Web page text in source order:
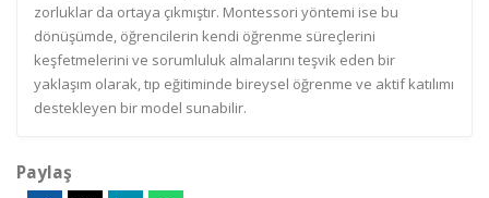
zorluklar da ortaya çıkmıştır. Montessori yöntemi ise bu
dönüşümde, öğrencilerin kendi öğrenme süreçlerini
keşfetmelerini ve sorumluluk almalarını teşvik eden bir
yaklaşım olarak, tıp eğitiminde bireysel öğrenme ve aktif katılımı
destekleyen bir model sunabilir.
Paylaş